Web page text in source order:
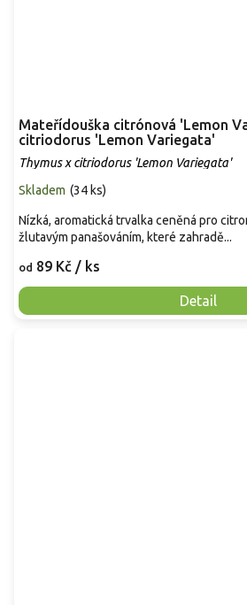
Mateřídouška citrónová 'Lemon
citriodorus 'Lemon Variegata'
Thymus x citriodorus 'Lemon Variegata'
Skladem (34 ks)
od 89 Kč / ks
Detail
Nízká, aromatická trvalka ceněná pro
žlutavým panašováním, které zahradě...